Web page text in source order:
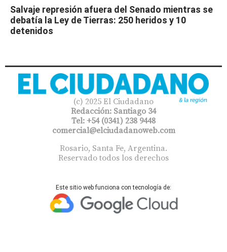
Salvaje represión afuera del Senado mientras se
debatía la Ley de Tierras: 250 heridos y 10
detenidos
(c) 2025 El Ciudadano
Redacción: Santiago 34
Tel: +54 (0341) 238 9448
comercial@elciudadanoweb.com​
Rosario, Santa Fe, Argentina.
Reservado todos los derechos
Este sitio web funciona con tecnología de: